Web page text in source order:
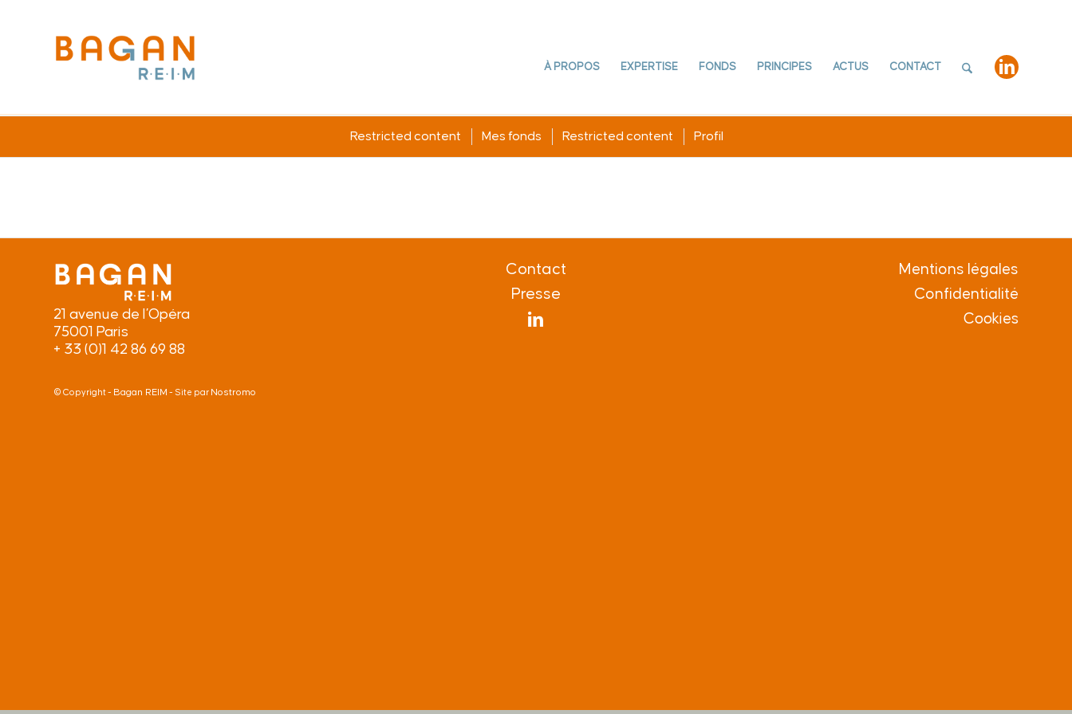
À PROPOS EXPERTISE FONDS PRINCIPES ACTUS CONTACT
Restricted content Mes fonds Restricted content Profil
21 avenue de l’Opéra
75001 Paris
+ 33 (0)1 42 86 69 88
Contact
Presse
Mentions légales
Confidentialité
Cookies
© Copyright - Bagan REIM - Site par Nostromo